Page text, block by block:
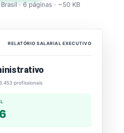
· 6 páginas · ~50 KB
RELATÓRIO SALARIAL EXECUTIVO
profissionais